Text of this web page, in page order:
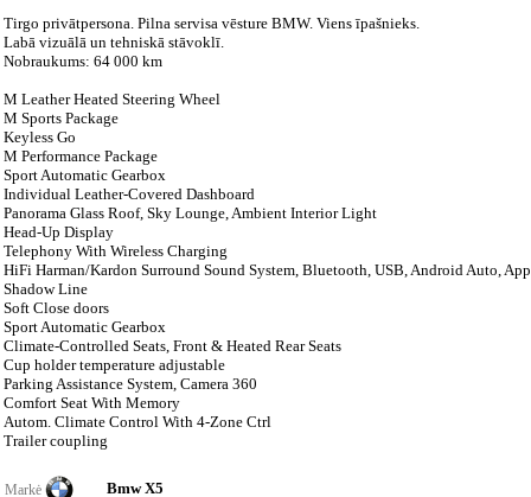
Tirgo privātpersona. Pilna servisa vēsture BMW. Viens īpašnieks.
Labā vizuālā un tehniskā stāvoklī.
Nobraukums: 64 000 km
M Leather Heated Steering Wheel
M Sports Package
Keyless Go
M Performance Package
Sport Automatic Gearbox
Individual Leather-Covered Dashboard
Panorama Glass Roof, Sky Lounge, Ambient Interior Light
Head-Up Display
Telephony With Wireless Charging
HiFi Harman/Kardon Surround Sound System, Bluetooth, USB, Android Auto,
Shadow Line
Soft Close doors
Sport Automatic Gearbox
Climate-Controlled Seats, Front & Heated Rear Seats
Cup holder temperature adjustable
Parking Assistance System, Camera 360
Comfort Seat With Memory
Autom. Climate Control With 4-Zone Ctrl
Trailer coupling
Markė Bmw X5